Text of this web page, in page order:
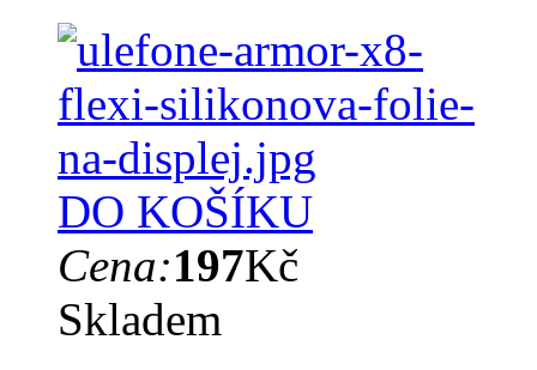
DO KOŠÍKU
Cena:197Kč
Skladem